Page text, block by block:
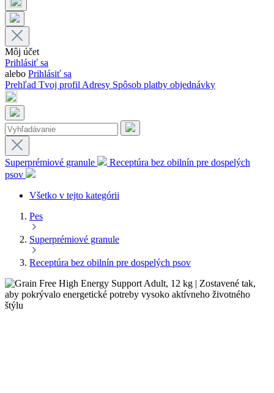
Môj účet
Prihlásiť sa
alebo Prihlásiť sa
Prehľad Tvoj profilAdresy Spôsob platby objednávky
Superprémiové granule
Receptúra bez obilnín pre dospelých
psov
Všetko v tejto kategórii
Pes
Superprémiové granule
Receptúra bez obilnín pre dospelých psov